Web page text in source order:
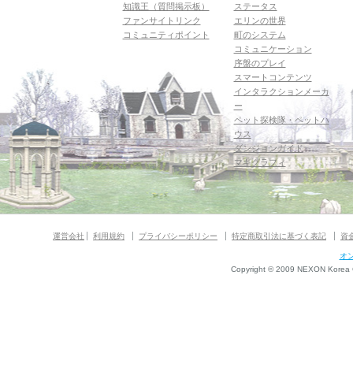
知識王（質問掲示板）
ファンサイトリンク
コミュニティポイント
ステータス
エリンの世界
町のシステム
コミュニケーション
序盤のプレイ
スマートコンテンツ
インタラクションメーカ
ー
ペット探検隊・ペットハ
ウス
ダンジョンガイド
マギグラフィ
運営会社 利用規約 プライバシーポリシー 特定商取引法に基づく表記 資
オ
Copyright © 2009 NEXON Korea